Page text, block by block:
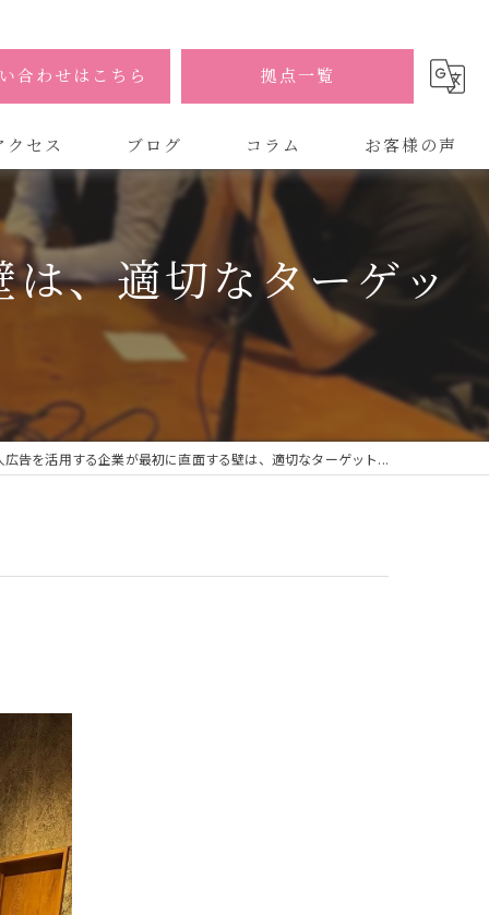
合わせはこちら 拠点一覧
クセス
会社AOA
会社AOA 東京 渋谷オフィス
式会社AOA 南森町オフィス
ブログ コラム お客様の声
、適切なターゲッ
広告を活用する企業が最初に直面する壁は、適切なターゲット...